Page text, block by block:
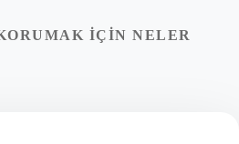
IÇIN NELER